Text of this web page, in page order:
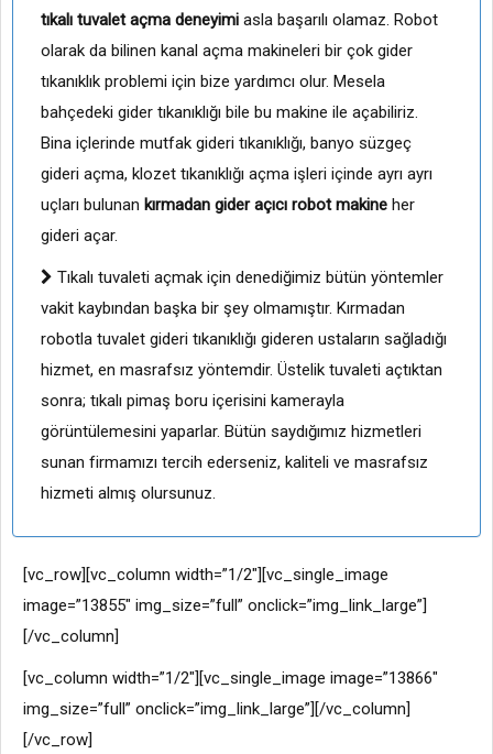
tıkalı tuvalet açma deneyimi asla başarılı olamaz. Robot
olarak da bilinen kanal açma makineleri bir çok gider
tıkanıklık problemi için bize yardımcı olur. Mesela
bahçedeki gider tıkanıklığı bile bu makine ile açabiliriz.
Bina içlerinde mutfak gideri tıkanıklığı, banyo süzgeç
gideri açma, klozet tıkanıklığı açma işleri içinde ayrı ayrı
uçları bulunan kırmadan gider açıcı robot makine her
gideri açar.
Tıkalı tuvaleti açmak için denediğimiz bütün yöntemler
vakit kaybından başka bir şey olmamıştır. Kırmadan
robotla tuvalet gideri tıkanıklığı gideren ustaların sağladığı
hizmet, en masrafsız yöntemdir. Üstelik tuvaleti açtıktan
sonra; tıkalı pimaş boru içerisini kamerayla
görüntülemesini yaparlar. Bütün saydığımız hizmetleri
sunan firmamızı tercih ederseniz, kaliteli ve masrafsız
hizmeti almış olursunuz.
[vc_row][vc_column width=”1/2″][vc_single_image
image=”13855″ img_size=”full” onclick=”img_link_large”]
[/vc_column]
[vc_column width=”1/2″][vc_single_image image=”13866″
img_size=”full” onclick=”img_link_large”][/vc_column]
[/vc_row]